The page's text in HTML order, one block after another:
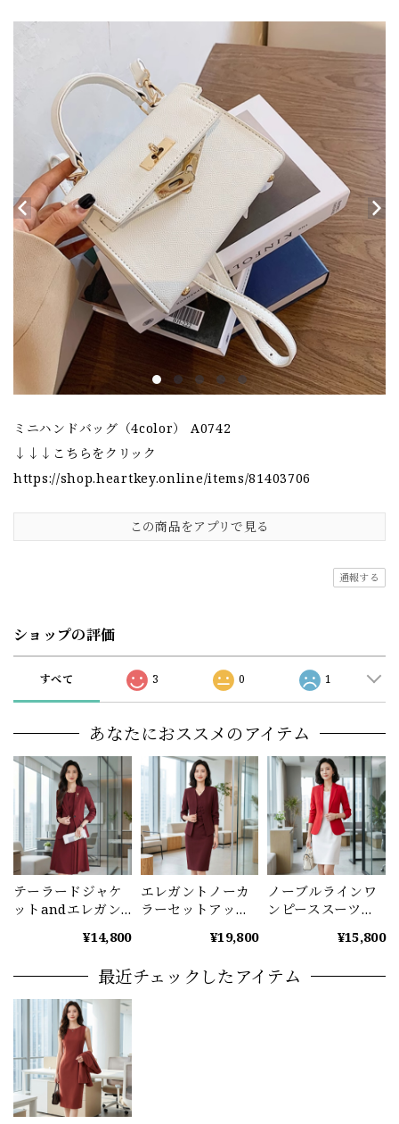
ミニハンドバッグ（4color） A0742
↓↓↓こちらをクリック
https://shop.heartkey.online/items/81403706
この商品をアプリで見る
通報する
ショップの評価
すべて 3 0 1
あなたにおススメのアイテム
テーラードジャケ
ットandエレガン
（4color） A1125
¥14,800
エレガントノーカ
ラーセットアップ
¥19,800
ノーブルラインワ
ンピーススーツ
¥15,800
最近チェックしたアイテム